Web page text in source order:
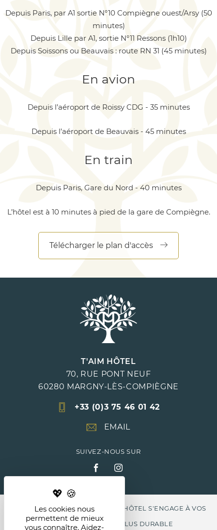
Depuis Paris, par A1 sortie N°10 Compiègne ouest/Arsy (50
minutes)
Depuis Lille par A1, sortie N°11 Ressons (1h10)
Depuis Soissons ou Beauvais : route RN 31 (45 minutes)
En avion
Depuis l’aéroport de Roissy CDG - 35 minutes
Depuis l’aéroport de Beauvais - 45 minutes
En train
Depuis Paris, Gare du Nord - 40 minutes
L’hôtel est à 10 minutes à pied de la gare de Compiègne.
Télécharger le plan d'accès
T'AIM HÔTEL
70, RUE PONT NEUF
60280 MARGNY-LÈS-COMPIÈGNE
+33 (0)3 75 46 01 42
EMAIL
SUIVEZ-NOUS SUR
LABEL CLEF VERTE , LE T'AIM HÔTEL S'ENGAGE À VOS
CÔTÉS POUR UN MONDE PLUS DURABLE
Les cookies nous
permettent de mieux
vous connaître. Aidez-